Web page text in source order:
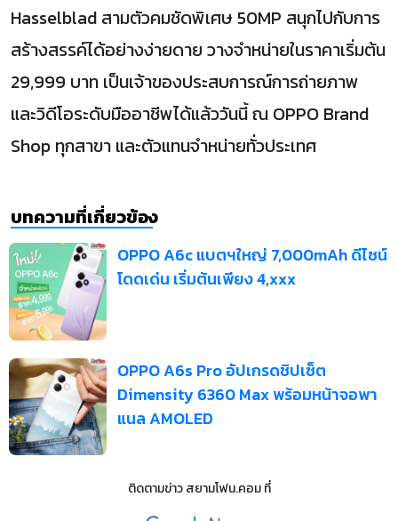
Hasselblad สามตัวคมชัดพิเศษ 50MP สนุกไปกับการ
สร้างสรรค์ได้อย่างง่ายดาย วางจำหน่ายในราคาเริ่มต้น
29,999 บาท เป็นเจ้าของประสบการณ์การถ่ายภาพ
และวิดีโอระดับมืออาชีพได้แล้ววันนี้ ณ OPPO Brand
Shop ทุกสาขา และตัวแทนจำหน่ายทั่วประเทศ
บทความที่เกี่ยวข้อง
OPPO A6c แบตฯใหญ่ 7,000mAh ดีไซน์
โดดเด่น เริ่มต้นเพียง 4,xxx
OPPO A6s Pro อัปเกรดชิปเซ็ต
Dimensity 6360 Max พร้อมหน้าจอพา
แนล AMOLED
ติดตามข่าวสยามโฟน.คอมที่